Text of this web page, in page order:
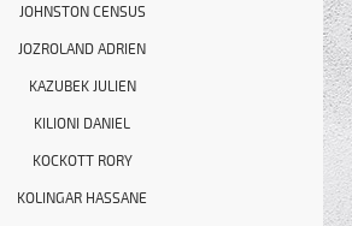
JOHNSTON CENSUS
JOZROLAND ADRIEN
KAZUBEK JULIEN
KILIONI DANIEL
KOCKOTT RORY
KOLINGAR HASSANE